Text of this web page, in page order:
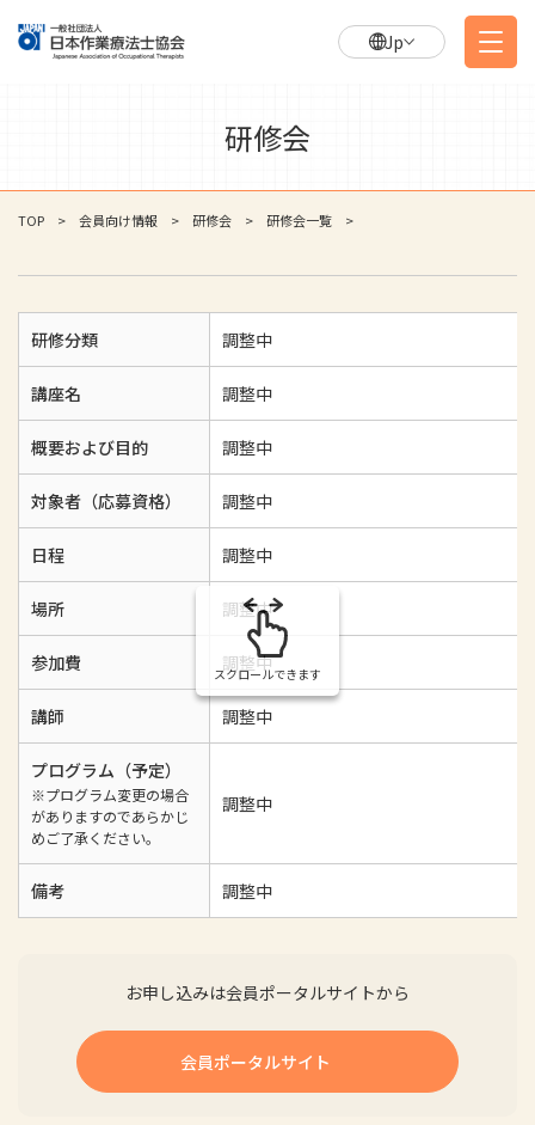
Jp
研修会
TOP 会員向け情報 研修会 研修会一覧
研修分類 調整中
講座名 調整中
概要および目的 調整中
対象者（応募資格） 調整中
日程 調整中
場所 調整中
参加費 調整中
講師 調整中
プログラム（予定）
※プログラム変更の場合
がありますのであらかじ
めご了承ください。
調整中
備考 調整中
スクロールできます
お申し込みは会員ポータルサイトから
会員ポータルサイト